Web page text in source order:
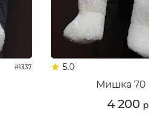
#1337 5.0
Мишка 70
4 200